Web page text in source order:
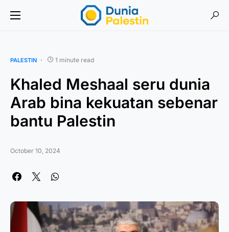
PALESTIN 1 minute read
Khaled Meshaal seru dunia
Arab bina kekuatan sebenar
bantu Palestin
October 10, 2024